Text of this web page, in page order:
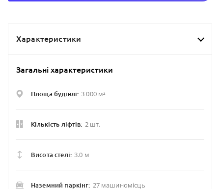
Характеристики
Загальні характеристики
Площа будівлі: 3 000 м²
Кількість ліфтів: 2 шт.
Висота стелі: 3.0 м
Наземний паркінг: 27 машиномісць